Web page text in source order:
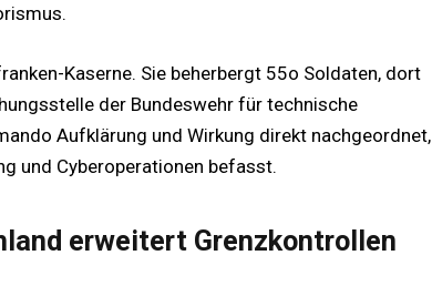
Kaserne. Sie beherbergt 55o Soldaten, dort
der Bundeswehr für technische
Aufklärung und Wirkung direkt nachgeordnet,
und Cyberoperationen befasst.
erweitert Grenzkontrollen